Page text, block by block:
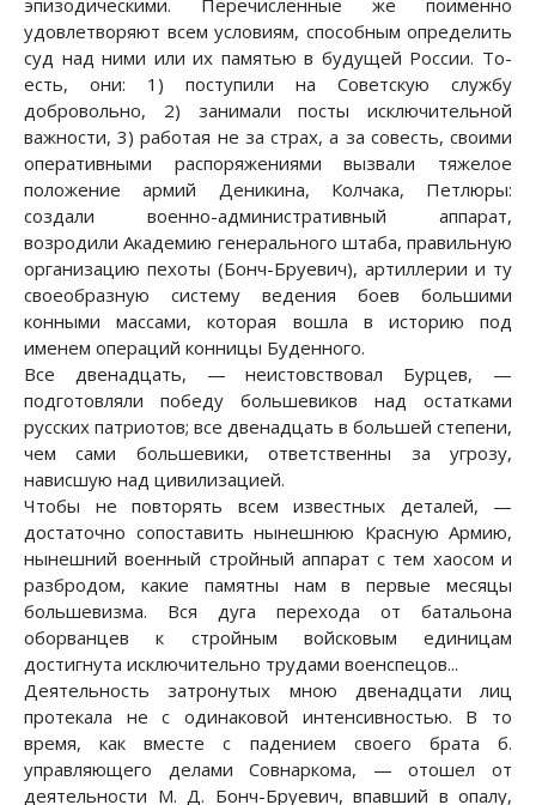
эпизодическими. Перечисленные же поименно
удовлетворяют всем условиям, способным определить
суд над ними или их памятью в будущей России. То-
есть, они: 1) поступили на Советскую службу
добровольно, 2) занимали посты исключительной
важности, 3) работая не за страх, а за совесть, своими
оперативными распоряжениями вызвали тяжелое
положение армий Деникина, Колчака, Петлюры:
создали военно-административный аппарат,
возродили Академию генерального штаба, правильную
организацию пехоты (Бонч-Бруевич), артиллерии и ту
своеобразную систему ведения боев большими
конными массами, которая вошла в историю под
именем операций конницы Буденного.
Все двенадцать, — неистовствовал Бурцев, —
подготовляли победу большевиков над остатками
русских патриотов; все двенадцать в большей степени,
чем сами большевики, ответственны за угрозу,
нависшую над цивилизацией.
Чтобы не повторять всем известных деталей, —
достаточно сопоставить нынешнюю Красную Армию,
нынешний военный стройный аппарат с тем хаосом и
разбродом, какие памятны нам в первые месяцы
большевизма. Вся дуга перехода от батальона
оборванцев к стройным войсковым единицам
достигнута исключительно трудами военспецов...
Деятельность затронутых мною двенадцати лиц
протекала не с одинаковой интенсивностью. В то
время, как вместе с падением своего брата б.
управляющего делами Совнаркома, — отошел от
деятельности М. Д. Бонч-Бруевич, впавший в опалу,